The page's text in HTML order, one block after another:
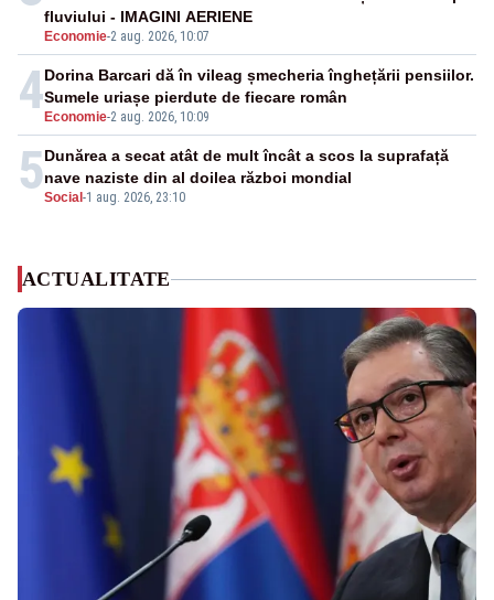
Economie-2 aug. 2026, 10:07
fluviului - IMAGINI AERIENE
4 Economie-2 aug. 2026, 10:09
Dorina Barcari dă în vileag șmecheria înghețării pensiilor.
Sumele uriașe pierdute de fiecare român
5Social -1 aug. 2026, 23:10
Dunărea a secat atât de mult încât a scos la suprafață
nave naziste din al doilea război mondial
ACTUALITATE